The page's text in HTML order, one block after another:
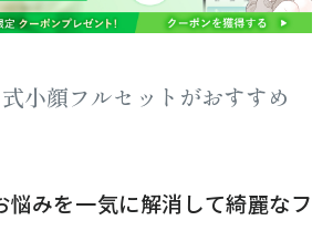
小顔フルセットがおすすめ
悩みを一気に解消して綺麗なフ